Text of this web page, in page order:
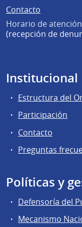
Contacto
Horario de
(recepción de
Institucional
Estructura del
Participación
Contacto
Preguntas
Políticas y
Defensoría del
Mecanismo